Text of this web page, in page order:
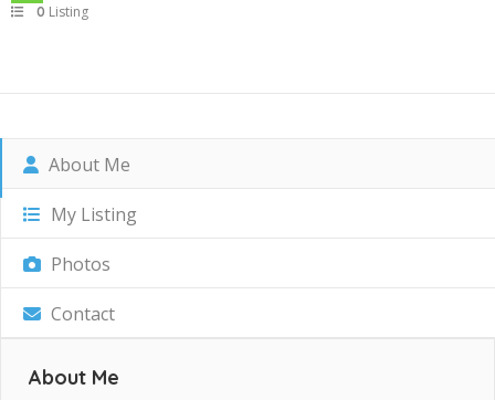
0 Listing
About Me
My Listing
Photos
Contact
About Me